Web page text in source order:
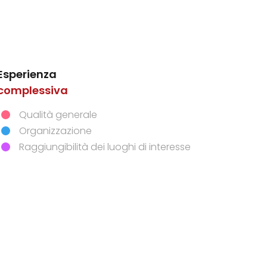
Dimensione artistico-culturale
Componente esperienziale
Componente emozionale
Qualità generale
Organizzazione
Raggiungibilità dei luoghi di interesse